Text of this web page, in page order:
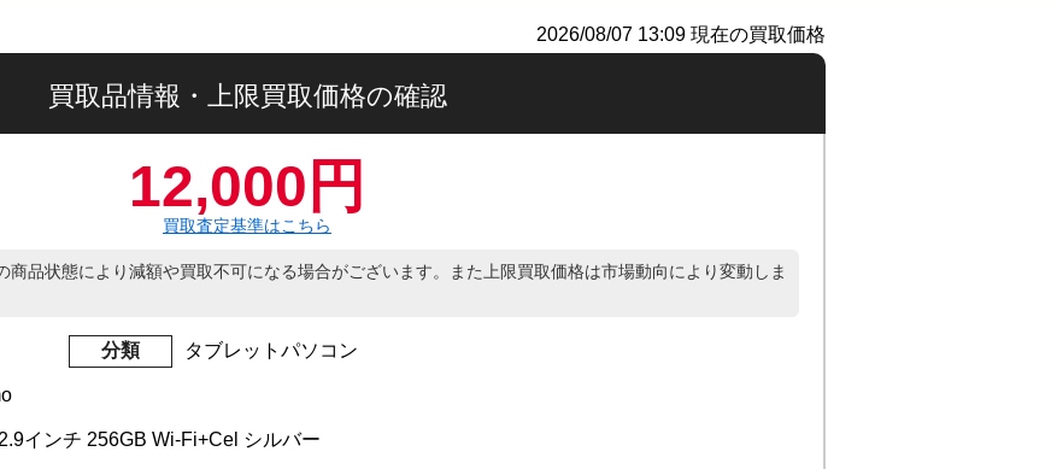
2026/08/07 13:09 現在の買取価格
買取品情報・上限買取価格の確認
12,000円
買取査定基準はこちら
商品状態により減額や買取不可になる場合がございます。また上限買取価格は市場動向により変動しま
分類 タブレットパソコン
インチ 256GB Wi-Fi+Cel シルバー